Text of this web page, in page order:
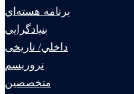
برنامه هسته‌اي
بنيادگرايي
داخلي/ تاریخی
تروريسم
متخصصين